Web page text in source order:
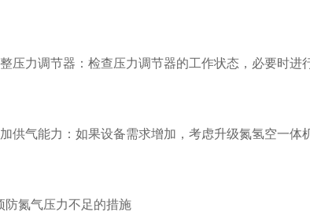
力调节器：检查压力调节器的工作状态，必要时进行
气能力：如果设备需求增加，考虑升级氮氢空一体机
氮气压力不足的措施